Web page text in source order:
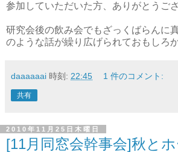
参加していただいた方、ありがとうご
研究会後の飲み会でもざっくばらんに
のような話が繰り広げられておもしろ
daaaaaai 時刻: 22:45 1 件のコメント:
共有
2010年11月25日木曜日
[11月同窓会幹事会]秋と